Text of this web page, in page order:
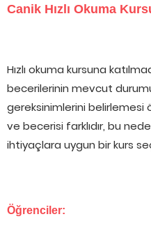
Canik Hızlı Okuma
Hızlı okuma kursuna
becerilerinin mevcut
gereksinimlerini belirlemesi
ve becerisi farklıdır, bu
ihtiyaçlara uygun bir kurs
Öğrenciler: